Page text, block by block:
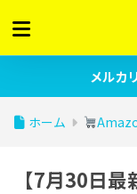
メルカ
ホーム
【7月30日